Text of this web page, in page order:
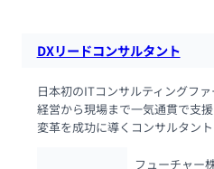
DXリードコンサルタント
日本初のITコンサルティングファ
経営から現場まで一気通貫で支
変革を成功に導くコンサルタント
フューチャー